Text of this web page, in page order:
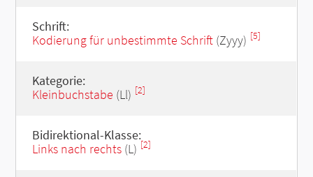
Schrift:
Kodierung für unbestimmte Schrift(Zyyy) [5]
Kategorie:
Kleinbuchstabe (Ll) [2]
Bidirektional-Klasse:
Links nach rechts(L) [2]